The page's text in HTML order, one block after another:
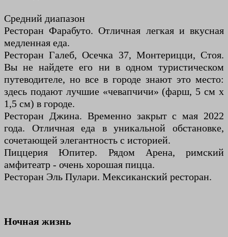
Средний диапазон
Ресторан Фарабуто. Отличная легкая и вкусная
медленная еда.
Ресторан Галеб, Осечка 37, Монтерицци, Стоя.
Вы не найдете его ни в одном туристическом
путеводителе, но все в городе знают это место:
здесь подают лучшие «чевапчичи» (фарш, 5 см х
1,5 см) в городе.
Ресторан Джина. Временно закрыт с мая 2022
года. Отличная еда в уникальной обстановке,
сочетающей элегантность с историей.
Пиццерия Юпитер. Рядом Арена, римский
амфитеатр - очень хорошая пицца.
Ресторан Эль Пулари. Мексиканский ресторан.
Ночная жизнь